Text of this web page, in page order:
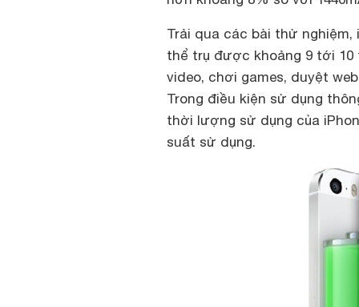
Trải qua các bài thử nghiệm,
thể trụ được khoảng 9 tới 10
video, chơi games, duyệt
Trong điều kiện sử dụng
thời lượng sử dụng của
suất sử dụng.